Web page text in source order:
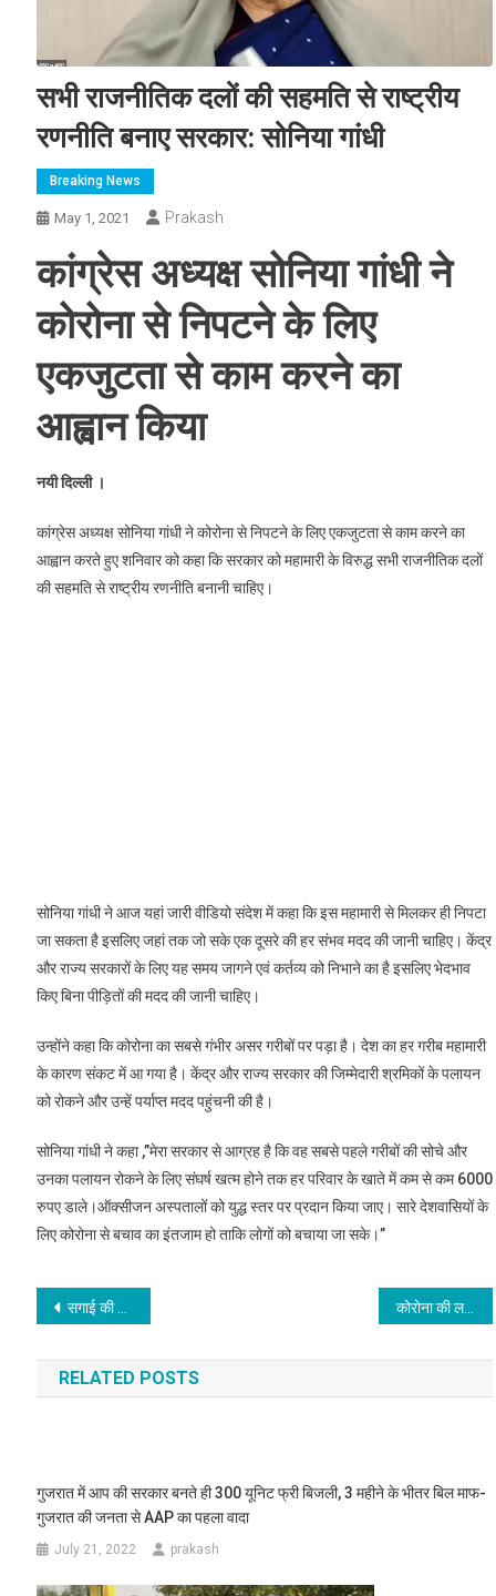
सभी राजनीतिक दलों की सहमति से राष्ट्रीय
रणनीति बनाए सरकार: सोनिया गांधी
Breaking News
May 1, 2021 Prakash
कांग्रेस अध्यक्ष सोनिया गांधी ने
कोरोना से निपटने के लिए
एकजुटता से काम करने का
आह्वान किया
नयी दिल्ली ।
कांग्रेस अध्यक्ष सोनिया गांधी ने कोरोना से निपटने के लिए एकजुटता से काम करने का
आह्वान करते हुए शनिवार को कहा कि सरकार को महामारी के विरुद्ध सभी राजनीतिक दलों
की सहमति से राष्ट्रीय रणनीति बनानी चाहिए।
सोनिया गांधी ने आज यहां जारी वीडियो संदेश में कहा कि इस महामारी से मिलकर ही निपटा
जा सकता है इसलिए जहां तक जो सके एक दूसरे की हर संभव मदद की जानी चाहिए। केंद्र
और राज्य सरकारों के लिए यह समय जागने एवं कर्तव्य को निभाने का है इसलिए भेदभाव
किए बिना पीड़ितों की मदद की जानी चाहिए।
उन्होंने कहा कि कोरोना का सबसे गंभीर असर गरीबों पर पड़ा है। देश का हर गरीब महामारी
के कारण संकट में आ गया है। केंद्र और राज्य सरकार की जिम्मेदारी श्रमिकों के पलायन
को रोकने और उन्हें पर्याप्त मदद पहुंचनी की है।
सोनिया गांधी ने कहा ,”मेरा सरकार से आग्रह है कि वह सबसे पहले गरीबों की सोचे और
उनका पलायन रोकने के लिए संघर्ष खत्म होने तक हर परिवार के खाते में कम से कम 6000
रुपए डाले।ऑक्सीजन अस्पतालों को युद्ध स्तर पर प्रदान किया जाए। सारे देशवासियों के
लिए कोरोना से बचाव का इंतजाम हो ताकि लोगों को बचाया जा सके।”
Post
navigation
सगाई की स्पीच देते हुए रो पड़े The Kapil Sharma Show फेम एक्टर, वायरल हुआ वीडियो कोरोना की लगाम दिल्ली में बेलगाम, CM केजरीवाल ने एक हफ्ते के लिए और बढ़ाया लॉकडाउन
RELATED POSTS
गुजरात में आप की सरकार बनते ही 300 यूनिट फ्री बिजली, 3 महीने के भीतर बिल माफ-
गुजरात की जनता से AAP का पहला वादा
July 21, 2022 prakash